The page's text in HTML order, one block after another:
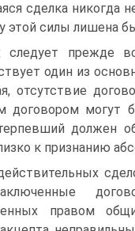
сделка никогда
этой силы лишена
прежде
один из
отсутствие
договором
должен
к признанию
правом